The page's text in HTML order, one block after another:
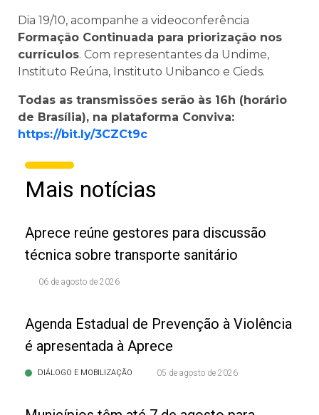
Dia 19/10, acompanhe a videoconferência
Formação Continuada para priorização nos
currículos. Com representantes da Undime,
Instituto Reúna, Instituto Unibanco e Cieds.
Todas as transmissões serão às 16h (horário
de Brasília), na plataforma Conviva:
https://bit.ly/3CZCt9c
Mais notícias
Aprece reúne gestores para discussão
técnica sobre transporte sanitário
06 de agosto de 2026
Agenda Estadual de Prevenção à Violência
é apresentada à Aprece
DIÁLOGO E MOBILIZAÇÃO 05 de agosto de 2026